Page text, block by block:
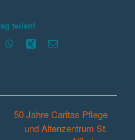
teilen!
WhatsApp
Xing E-
50 Jahre Caritas Pflege
und Altenzentrum St.